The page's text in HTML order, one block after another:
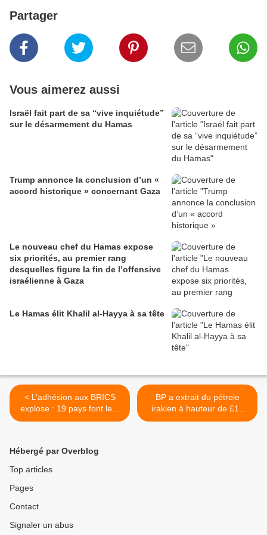
Partager
Vous aimerez aussi
Israël fait part de sa “vive inquiétude”
sur le désarmement du Hamas
Trump annonce la conclusion d’un «
accord historique » concernant Gaza
Le nouveau chef du Hamas expose
six priorités, au premier rang
desquelles figure la fin de l’offensive
israélienne à Gaza
Le Hamas élit Khalil al-Hayya à sa tête
< L’adhésion aux BRICS
explose : 19 pays font leur
demande avant le sommet
BP a extrait du pétrole
irakien à hauteur de £15
milliards après l’invasion
Hébergé par Overblog
Top articles
Pages
Contact
Signaler un abus